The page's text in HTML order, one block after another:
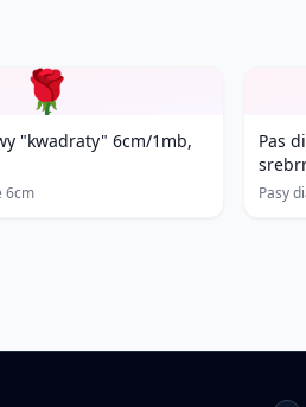
🌹
"kwadraty" 6cm/1mb,
6cm
Pas
Pasy